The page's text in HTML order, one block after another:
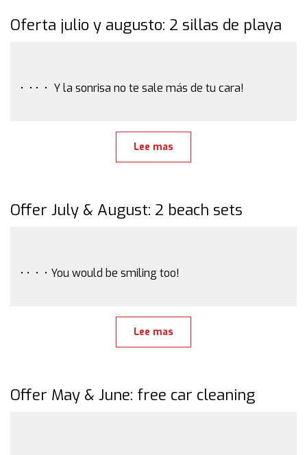
Oferta julio y augusto: 2 sillas de playa
• • • • Y la sonrisa no te sale más de tu cara!
Lee mas
Offer July & August: 2 beach sets
• • • • You would be smiling too!
Lee mas
Offer May & June: free car cleaning